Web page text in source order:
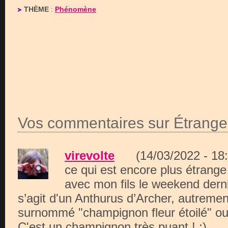
THÈME : Phénomène
Vos commentaires sur
virevolte (14/03/2022 -
ce qui est encore plus
avec mon fils le weekend
s’agit d'un Anthurus d’Archer,
surnommé "champignon fleur étoilé"